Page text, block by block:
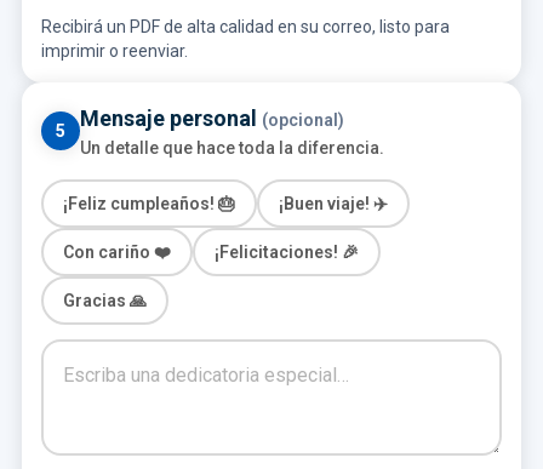
Recibirá un PDF de alta calidad en su correo, listo para
imprimir o reenviar.
5 Mensaje personal (opcional)
Un detalle que hace toda la diferencia.
¡Feliz cumpleaños! 🎂 ¡Buen viaje! ✈️
Con cariño ❤️ ¡Felicitaciones! 🎉
Gracias 🙏